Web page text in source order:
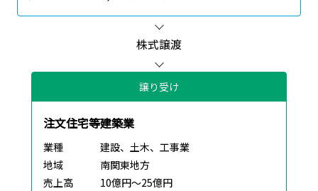
株式譲渡
譲り受け
注文住宅等建築業
業種
建設、土木、工事業
地域
南関東地方
売上高
10億円～25億円